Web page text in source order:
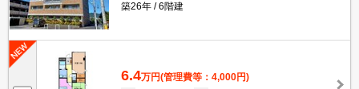
築26年
6階建
6.4万円(管理費等：4,000円)